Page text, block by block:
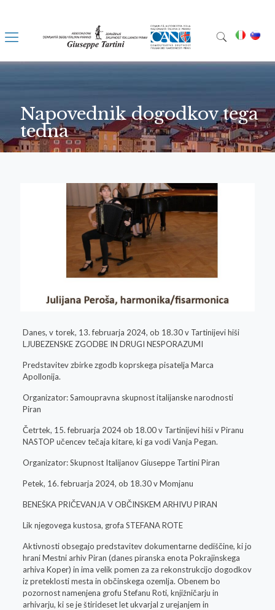
Napovednik dogodkov tega
tedna
Danes, v torek, 13. februarja 2024, ob 18.30 v Tartinijevi hiši
LJUBEZENSKE ZGODBE IN DRUGI NESPORAZUMI
Predstavitev zbirke zgodb koprskega pisatelja Marca
Apollonija.
Organizator: Samoupravna skupnost italijanske narodnosti
Piran
Četrtek, 15. februarja 2024 ob 18.00 v Tartinijevi hiši v Piranu
NASTOP učencev tečaja kitare, ki ga vodi Vanja Pegan.
Organizator: Skupnost Italijanov Giuseppe Tartini Piran
Petek, 16. februarja 2024, ob 18.30 v Momjanu
BENEŠKA PRIČEVANJA V OBČINSKEM ARHIVU PIRAN
Lik njegovega kustosa, grofa STEFANA ROTE
Aktivnosti obsegajo predstavitev dokumentarne dediščine, ki jo
hrani Mestni arhiv Piran (danes piranska enota Pokrajinskega
arhiva Koper) in ima velik pomen za za rekonstrukcijo dogodkov
iz preteklosti mesta in občinskega ozemlja. Obenem bo
pozornost namenjena grofu Stefanu Roti, knjižničarju in
arhivarju, ki se je štirideset let ukvarjal z urejanjem in